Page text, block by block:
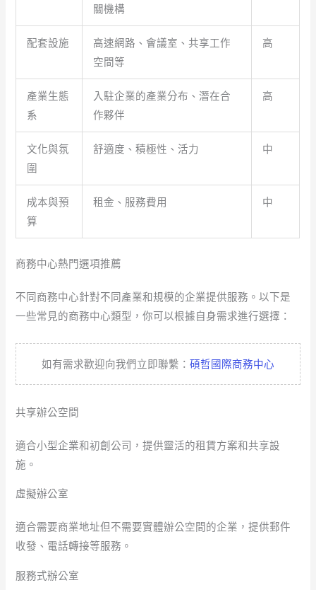
關機構
配套設施
高速網路、會議室、共享工作
空間等
高
產業生態
系
入駐企業的產業分布、潛在合
作夥伴
高
文化與氛
圍
舒適度、積極性、活力 中
成本與預
算
租金、服務費用 中
商務中心熱門選項推薦
不同商務中心針對不同產業和規模的企業提供服務。以下是
一些常見的商務中心類型，你可以根據自身需求進行選擇：
如有需求歡迎向我們立即聯繫： 碩哲國際商務中心
共享辦公空間
適合小型企業和初創公司，提供靈活的租賃方案和共享設
施。
虛擬辦公室
適合需要商業地址但不需要實體辦公空間的企業，提供郵件
收發、電話轉接等服務。
服務式辦公室